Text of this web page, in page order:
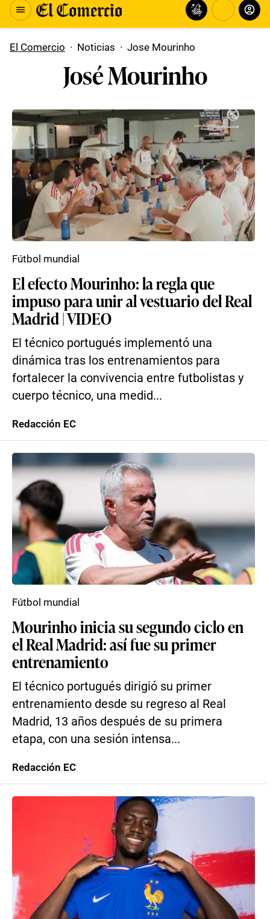
El Comercio · Noticias · Jose Mourinho
José Mourinho
El efecto Mourinho: la regla que
impuso para unir al vestuario del Real
Madrid | VIDEO
El técnico portugués implementó una
dinámica tras los entrenamientos para
fortalecer la convivencia entre futbolistas y
cuerpo técnico, una medid...
Fútbol mundial
Redacción EC
Mourinho inicia su segundo ciclo en
el Real Madrid: así fue su primer
entrenamiento
El técnico portugués dirigió su primer
entrenamiento desde su regreso al Real
Madrid, 13 años después de su primera
etapa, con una sesión intensa...
Fútbol mundial
Redacción EC